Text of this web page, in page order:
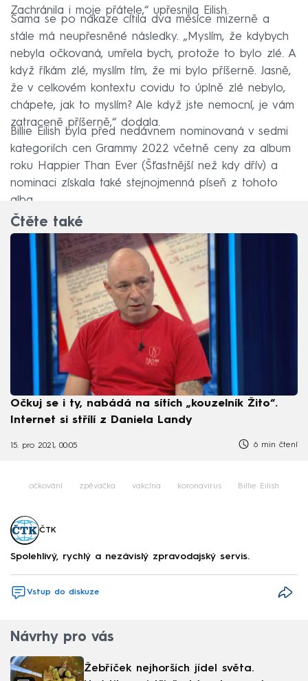
Zachránila i moje přátele,“ upřesnila Eilish.
Sama se po nákaze cítila dva měsíce mizerně a
stále má neupřesněné následky. „Myslím, že kdybych
nebyla očkovaná, umřela bych, protože to bylo zlé. A
když říkám zlé, myslím tím, že mi bylo příšerně. Jasně,
že v celkovém kontextu covidu to úplně zlé nebylo,
chápete, jak to myslím? Ale když jste nemocní, je vám
zatraceně příšerně,“ dodala.
Billie Eilish byla před nedávnem nominovaná v sedmi
kategoriích cen Grammy 2022 včetně ceny za album
roku Happier Than Ever (Šťastnější než kdy dřív) a
nominaci získala také stejnojmenná píseň z tohoto
alba.
Čtěte také
Očkuj se i ty, nabádá na sítích „kouzelník Žito“.
Internet si střílí z Daniela Landy
15. pro 2021, 00:05 6 min čtení
očkování zpěvačka vakcína koronavirus Billie Eilish
ČTK
Spolehlivý, rychlý a nezávislý zpravodajský servis.
Vstup do diskuze
Návrhy pro vás
Žebříček nejhorších jídel světa.